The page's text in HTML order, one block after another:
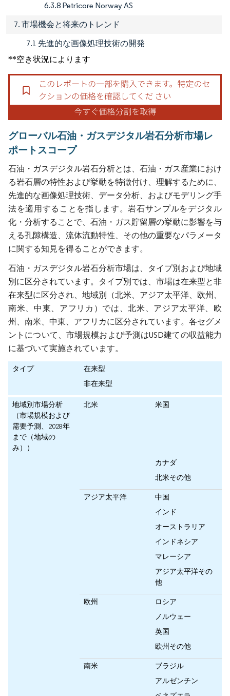
6.3.8 Petricore Norway AS
7. 市場機会と将来のトレンド
7.1 先進的な画像処理技術の開発
**空き状況によります
グローバル石油・ガスデジタル岩石分析市場レ
ポートスコープ
石油・ガスデジタル岩石分析とは、石油・ガス産業におけ
る岩石層の特性および挙動を特徴付け、理解するために、
先進的な画像処理技術、データ分析、およびモデリング手
法を適用することを指します。岩石サンプルをデジタル
化・分析することで、石油・ガス貯留層の挙動に影響を与
える孔隙構造、流体流動特性、その他の重要なパラメータ
に関する知見を得ることができます。
石油・ガスデジタル岩石分析市場は、タイプ別および地域
別に区分されています。タイプ別では、市場は在来型と非
在来型に区分され、地域別（北米、アジア太平洋、欧州、
南米、中東、アフリカ）では、北米、アジア太平洋、欧
州、南米、中東、アフリカに区分されています。各セグメ
ントについて、市場規模および予測はUSD建ての収益能力
に基づいて実施されています。
タイプ
在来型
非在来型
地域別市場分析
（市場規模および
需要予測、2028年
まで（地域の
み））
北米 米国
カナダ
北米その他
アジア太平洋
中国
インド
オーストラリア
インドネシア
マレーシア
アジア太平洋その
他
欧州
ロシア
ノルウェー
英国
欧州その他
南米
ブラジル
アルゼンチン